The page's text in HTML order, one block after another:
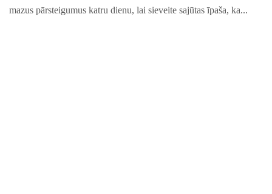
mazus pārsteigumus katru dienu, lai sieveite sajūtas īpaša, ka...